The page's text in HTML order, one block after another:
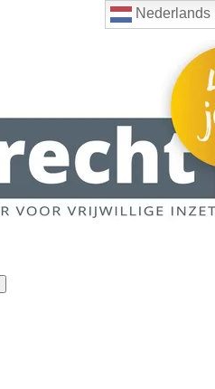
Nederlands